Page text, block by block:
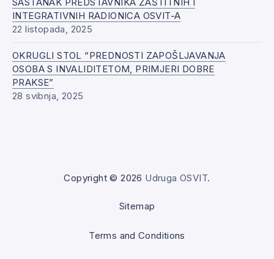
INTEGRATIVNIH RADIONICA OSVIT-A
22 listopada, 2025
OKRUGLI STOL “PREDNOSTI ZAPOŠLJAVANJA
OSOBA S INVALIDITETOM, PRIMJERI DOBRE
PRAKSE”
28 svibnja, 2025
Copyright © 2026 Udruga OSVIT.
Sitemap
Terms and Conditions